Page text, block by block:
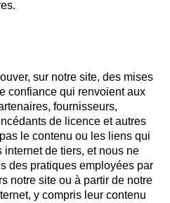
sur notre site, des mises
confiance qui renvoient aux
fournisseurs,
de licence et autres
le contenu ou les liens qui
de tiers, et nous ne
des pratiques employées par
notre site ou à partir de notre
y compris leur contenu